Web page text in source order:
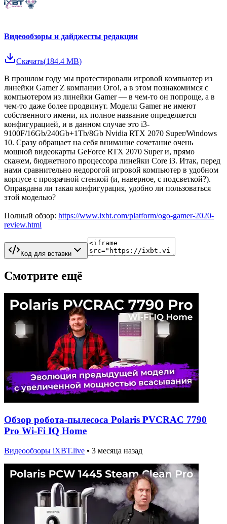
Видеообзоры и дайджесты редакции
Скачать(184.4 MB)
В прошлом году мы протестировали игровой компьютер из
линейки Gamer Z компании Ого!, а в этом познакомимся с
компьютером из линейки Gamer — в чем-то он попроще, а в
чем-то даже более продвинут. Модели Gamer не имеют
собственного имени, их полное название определяется
конфигурацией, и в данном случае это i3-
9100F/16Gb/240Gb+1Tb/8Gb Nvidia RTX 2070 Super/Windows
10. Сразу обращает на себя внимание сочетание очень
мощной видеокарты GeForce RTX 2070 Super и, прямо
скажем, бюджетного процессора линейки Core i3. Итак, перед
нами сравнительно недорогой игровой компьютер в удобном
корпусе с прозрачной стенкой (и, наверное, с подсветкой?).
Оправдана ли такая конфигурация, удобно ли пользоваться
этой моделью?
Полный обзор: https://www.ixbt.com/platform/ogo-gamer-2020-
review.html
Код для вставки
Смотрите ещё
Обзор робота-пылесоса Polaris PVCRAC 7790
Pro Wi-Fi IQ Home
Видеообзоры iXBT.live • 3 месяца назад